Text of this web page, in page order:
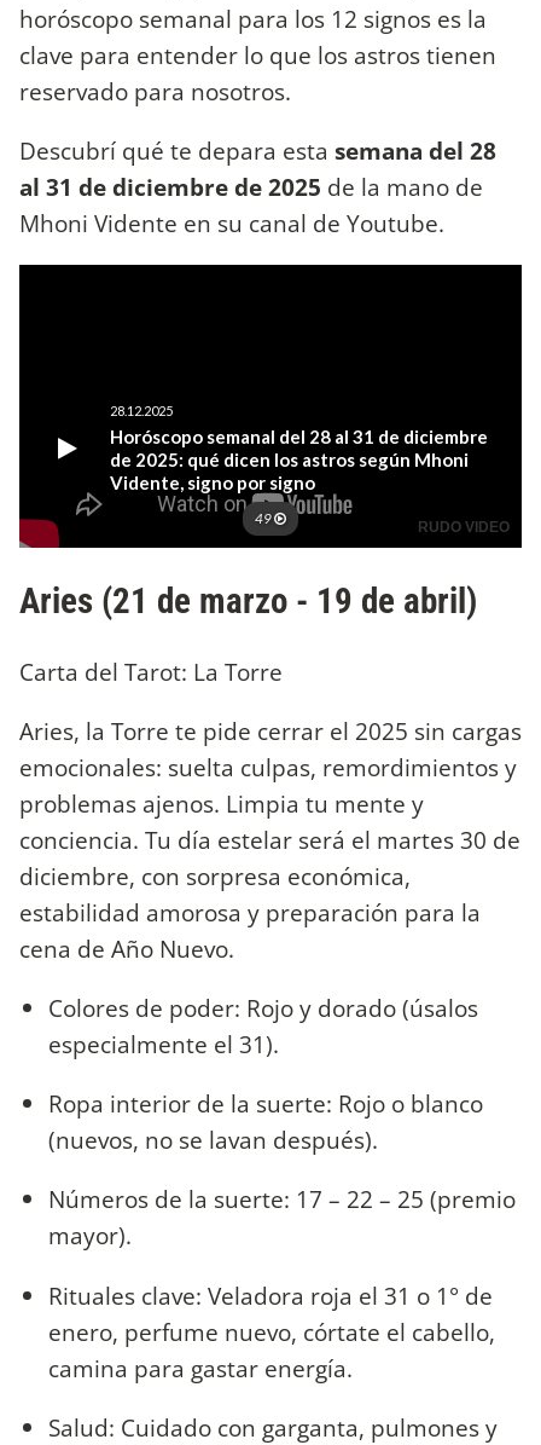
horóscopo semanal para los 12 signos es la
clave para entender lo que los astros tienen
reservado para nosotros.
Descubrí qué te depara esta semana del 28
al 31 de diciembre de 2025 de la mano de
Mhoni Vidente en su canal de Youtube.
Aries (21 de marzo - 19 de abril)
Carta del Tarot: La Torre
Aries, la Torre te pide cerrar el 2025 sin cargas
emocionales: suelta culpas, remordimientos y
problemas ajenos. Limpia tu mente y
conciencia. Tu día estelar será el martes 30 de
diciembre, con sorpresa económica,
estabilidad amorosa y preparación para la
cena de Año Nuevo.
Colores de poder: Rojo y dorado (úsalos
especialmente el 31).
Ropa interior de la suerte: Rojo o blanco
(nuevos, no se lavan después).
Números de la suerte: 17 – 22 – 25 (premio
mayor).
Rituales clave: Veladora roja el 31 o 1° de
enero, perfume nuevo, córtate el cabello,
camina para gastar energía.
Salud: Cuidado con garganta, pulmones y